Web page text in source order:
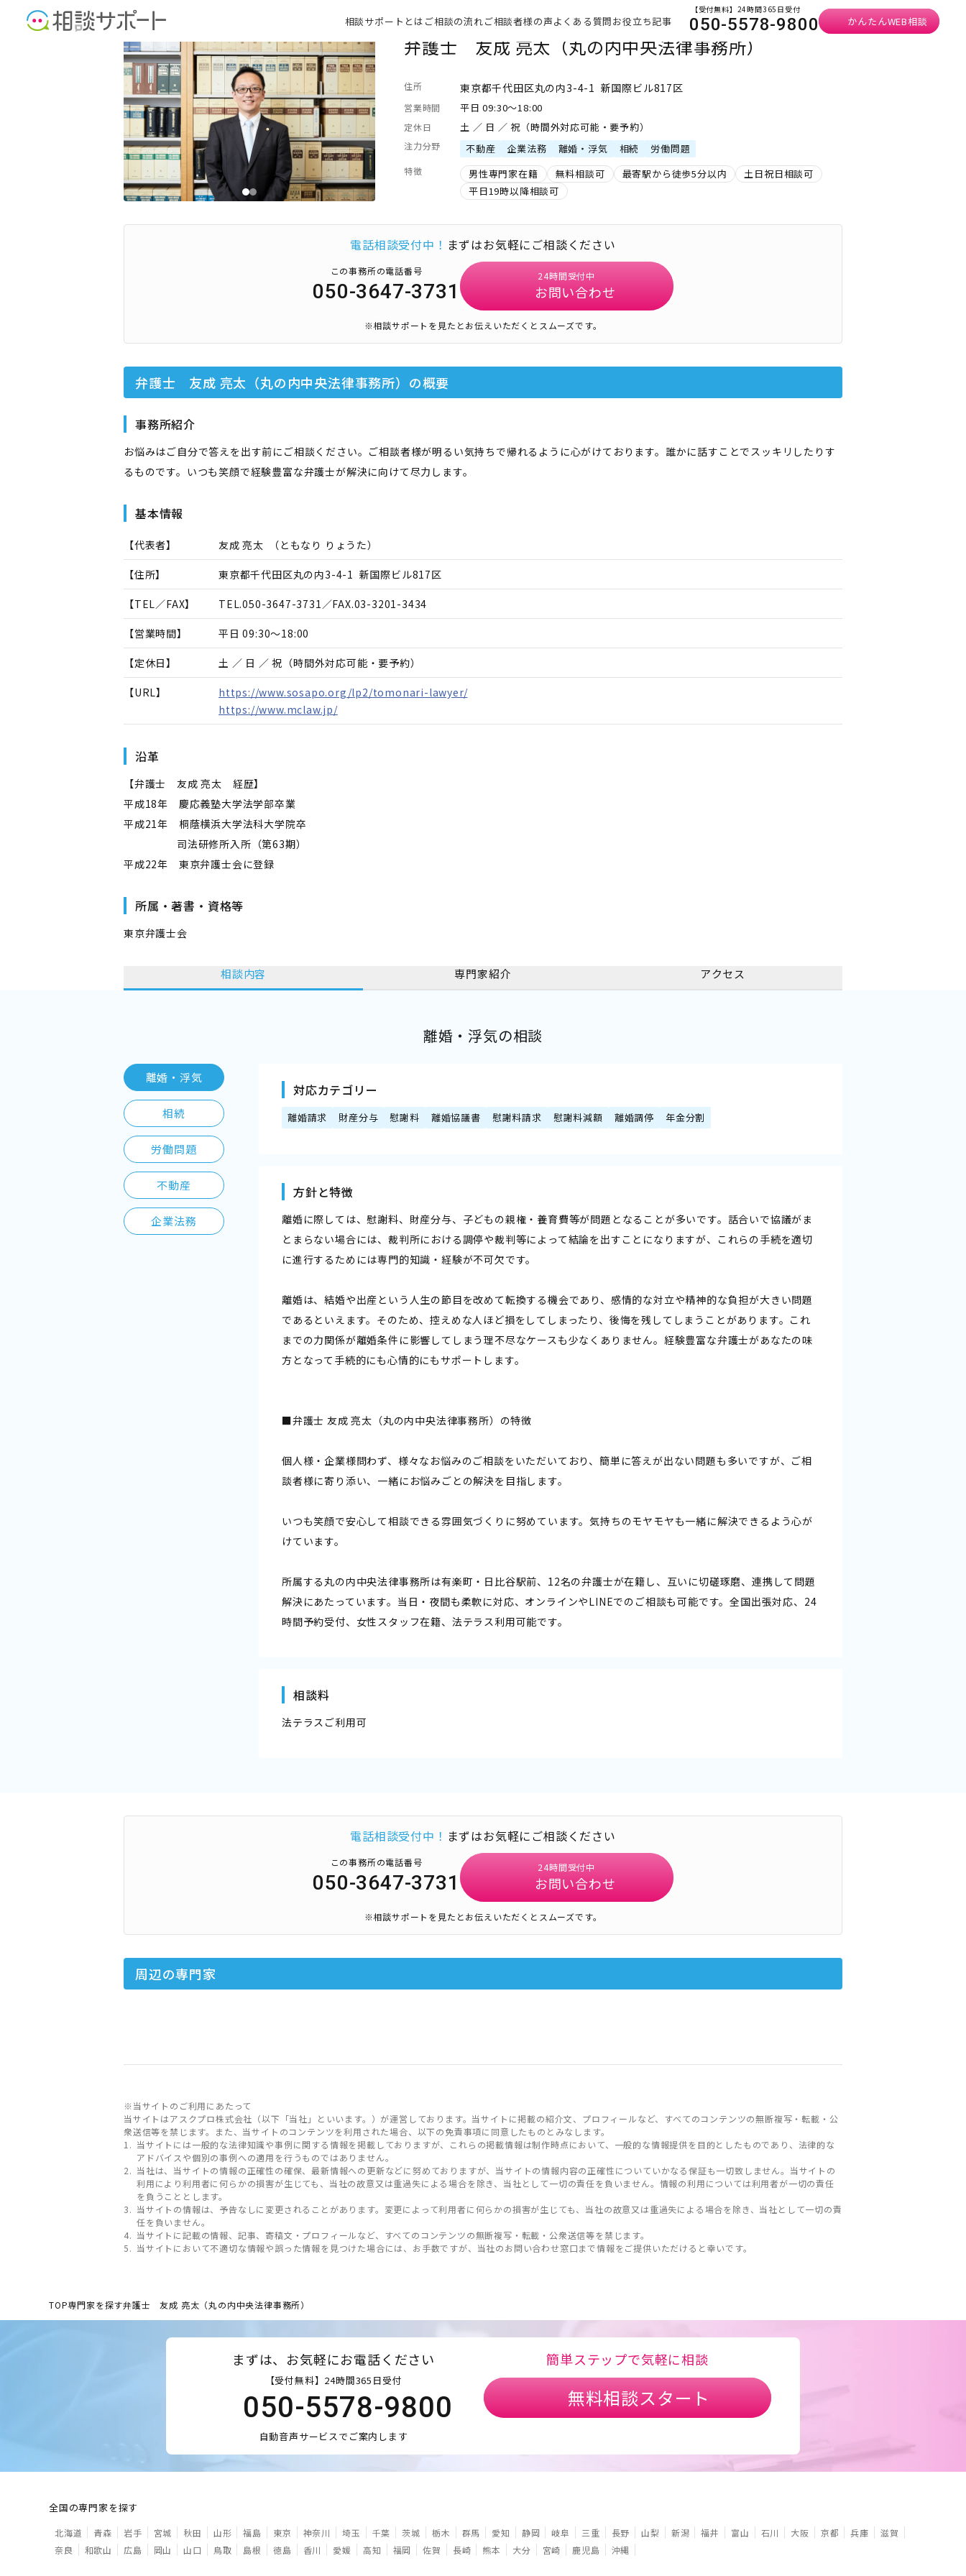
相談サポートとは ご相談の流れご相談者様の声よくある質問お役立ち記事
【受付無料】24時間365日受付
050-5578-9800 かんたんWEB相談
弁護士
弁護士 友成 亮太（丸の内中央法律事務所）
住所 東京都千代田区丸の内3-4-1 新国際ビル817区
営業時間 平日 09:30～18:00
定休日 土 ／ 日 ／ 祝（時間外対応可能・要予約）
注力分野 不動産 企業法務 離婚・浮気 相続 労働問題
特徴 男性専門家在籍 無料相談可 最寄駅から徒歩5分以内
土日祝日相談可
平日19時以降相談可
電話相談受付中！ まずはお気軽にご相談ください
この事務所の電話番号
050-3647-3731
24時間受付中
お問い合わせ
※相談サポートを見たとお伝えいただくとスムーズです。
弁護士 友成 亮太（丸の内中央法律事務所） の概要
事務所紹介
お悩みはご自分で答えを出す前にご相談ください。ご相談者様が明るい気持ちで帰れるように心がけております。誰かに話すことでスッキリしたりす
るものです。いつも笑顔で経験豊富な弁護士が解決に向けて尽力します。
基本情報
【代表者】 友成 亮太 （ともなり りょうた）
【住所】 東京都千代田区丸の内3-4-1 新国際ビル817区
【TEL／FAX】 TEL.050-3647-3731／FAX.03-3201-3434
【営業時間】 平日 09:30～18:00
【定休日】 土 ／ 日 ／ 祝（時間外対応可能・要予約）
【URL】
https://www.sosapo.org/lp2/tomonari-lawyer/
https://www.mclaw.jp/
沿革
【弁護士 友成 亮太 経歴】
平成18年 慶応義塾大学法学部卒業
平成21年 桐蔭横浜大学法科大学院卒
司法研修所入所（第63期）
平成22年 東京弁護士会に登録
所属・著書・資格等
東京弁護士会
相談内容 専門家紹介 アクセス
離婚・浮気の相談
離婚・浮気
相続
労働問題
不動産
企業法務
対応カテゴリー
離婚請求 財産分与 慰謝料 離婚協議書 慰謝料請求 慰謝料減額 離婚調停 年金分割
方針と特徴
離婚に際しては、慰謝料、財産分与、子どもの親権・養育費等が問題となることが多いです。話合いで協議がま
とまらない場合には、裁判所における調停や裁判等によって結論を出すことになりますが、これらの手続を適切
に進行するためには専門的知識・経験が不可欠です。
離婚は、結婚や出産という人生の節目を改めて転換する機会であり、感情的な対立や精神的な負担が大きい問題
であるといえます。そのため、控えめな人ほど損をしてしまったり、後悔を残してしまうことがあります。これ
までの力関係が離婚条件に影響してしまう理不尽なケースも少なくありません。経験豊富な弁護士があなたの味
方となって手続的にも心情的にもサポートします。
■弁護士 友成 亮太（丸の内中央法律事務所）の特徴
個人様・企業様問わず、様々なお悩みのご相談をいただいており、簡単に答えが出ない問題も多いですが、ご相
談者様に寄り添い、一緒にお悩みごとの解決を目指します。
いつも笑顔で安心して相談できる雰囲気づくりに努めています。気持ちのモヤモヤも一緒に解決できるよう心が
けています。
所属する丸の内中央法律事務所は有楽町・日比谷駅前、12名の弁護士が在籍し、互いに切磋琢磨、連携して問題
解決にあたっています。当日・夜間も柔軟に対応、オンラインやLINEでのご相談も可能です。全国出張対応、24
時間予約受付、女性スタッフ在籍、法テラス利用可能です。
相談料
法テラスご利用可
電話相談受付中！ まずはお気軽にご相談ください
この事務所の電話番号
050-3647-3731
24時間受付中
お問い合わせ
※相談サポートを見たとお伝えいただくとスムーズです。
周辺の専門家
※当サイトのご利用にあたって
当サイトはアスクプロ株式会社（以下「当社」といいます。）が運営しております。当サイトに掲載の紹介文、プロフィールなど、すべてのコンテンツの無断複写・転載・公
衆送信等を禁じます。また、当サイトのコンテンツを利用された場合、以下の免責事項に同意したものとみなします。
当サイトには一般的な法律知識や事例に関する情報を掲載しておりますが、これらの掲載情報は制作時点において、一般的な情報提供を目的としたものであり、法律的な
アドバイスや個別の事例への適用を行うものではありません。
当社は、当サイトの情報の正確性の確保、最新情報への更新などに努めておりますが、当サイトの情報内容の正確性についていかなる保証も一切致しません。当サイトの
利用により利用者に何らかの損害が生じても、当社の故意又は重過失による場合を除き、当社として一切の責任を負いません。情報の利用については利用者が一切の責任
を負うこととします。
当サイトの情報は、予告なしに変更されることがあります。変更によって利用者に何らかの損害が生じても、当社の故意又は重過失による場合を除き、当社として一切の責
任を負いません。
当サイトに記載の情報、記事、寄稿文・プロフィールなど、すべてのコンテンツの無断複写・転載・公衆送信等を禁じます。
当サイトにおいて不適切な情報や誤った情報を見つけた場合には、お手数ですが、当社のお問い合わせ窓口まで情報をご提供いただけると幸いです。
TOP専門家を探す弁護士 友成 亮太（丸の内中央法律事務所）
まずは、お気軽にお電話ください
【受付無料】24時間365日受付
050-5578-9800
自動音声サービスでご案内します
簡単ステップで気軽に相談
無料相談スタート
全国の専門家を探す
北海道 青森 岩手 宮城 秋田 山形 福島 東京 神奈川 埼玉 千葉 茨城 栃木 群馬 愛知 静岡 岐阜 三重 長野 山梨 新潟 福井 富山 石川 大阪 京都 兵庫
滋賀
奈良
和歌山 広島 岡山 山口 鳥取 島根 徳島 香川 愛媛 高知 福岡 佐賀 長崎 熊本 大分 宮崎 鹿児島 沖縄